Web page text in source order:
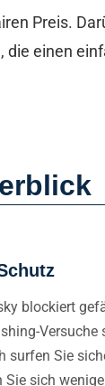
Preis.
einen
blockiert
surfen Sie
Sie sich